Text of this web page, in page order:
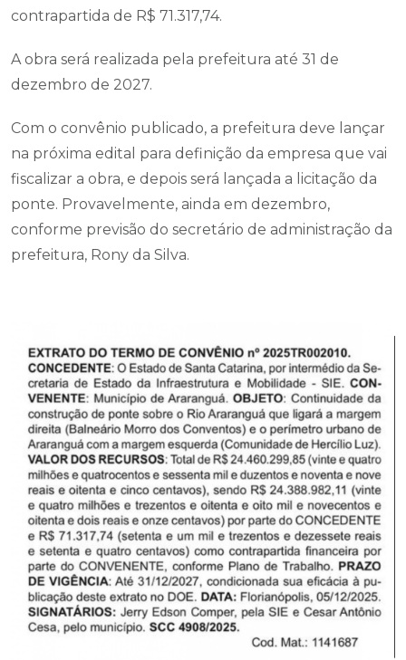
contrapartida de R$ 71.317,74.
A obra será realizada pela prefeitura até 31 de
dezembro de 2027.
Com o convênio publicado, a prefeitura deve lançar
na próxima edital para definição da empresa que vai
fiscalizar a obra, e depois será lançada a licitação da
ponte. Provavelmente, ainda em dezembro,
conforme previsão do secretário de administração da
prefeitura, Rony da Silva.